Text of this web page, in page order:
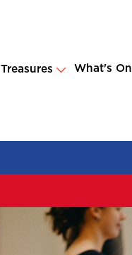
Treasures What's On